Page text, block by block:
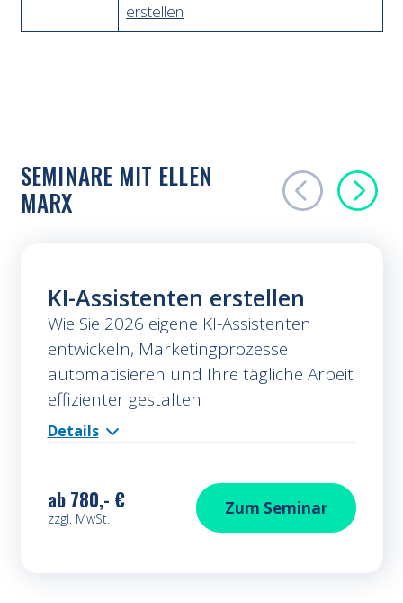
erstellen
SEMINARE MIT ELLEN
MARX
KI-Assistenten erstellen
Wie Sie 2026 eigene KI-Assistenten
entwickeln, Marketingprozesse
automatisieren und Ihre tägliche Arbeit
effizienter gestalten
Details
ab780,- €
zzgl. MwSt.
Zum KI-Assistenten
Seminar